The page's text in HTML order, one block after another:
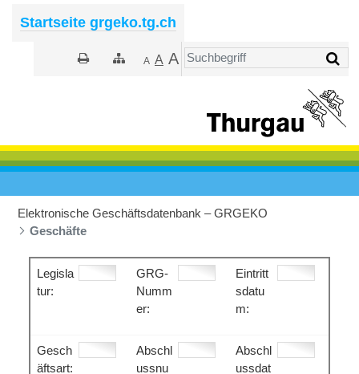
Zum Hauptinhalt springen
Startseite grgeko.tg.ch
A A A
Elektronische Geschäftsdatenbank – GRGEKO
Geschäfte
Legisla
tur:
GRG-
Numm
er:
Eintritt
sdatu
m:
Gesch
äftsart:
Abschl
ussnu
Abschl
ussdat